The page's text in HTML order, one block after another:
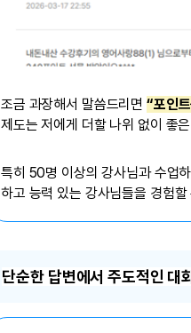
조금 과장해서 말씀드리면“포인
제도는 저에게 더할 나위 없이 좋
특히 50명 이상의 강사님과 수업
하고 능력 있는 강사님들을 경험
단순한 답변에서 주도적인